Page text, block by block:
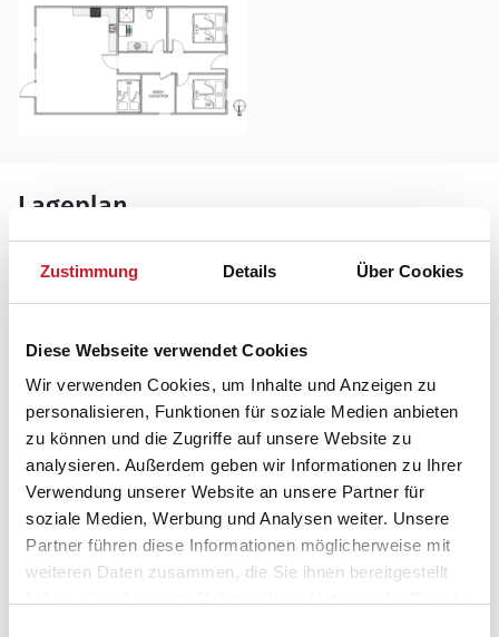
Zustimmung Details Über Cookies
Diese Webseite verwendet Cookies
Wir verwenden Cookies, um Inhalte und Anzeigen zu
personalisieren, Funktionen für soziale Medien anbieten
zu können und die Zugriffe auf unsere Website zu
analysieren. Außerdem geben wir Informationen zu Ihrer
Verwendung unserer Website an unsere Partner für
soziale Medien, Werbung und Analysen weiter. Unsere
Partner führen diese Informationen möglicherweise mit
weiteren Daten zusammen, die Sie ihnen bereitgestellt
Lageplan
Adresse
Ferienhaus J6799
Houvig